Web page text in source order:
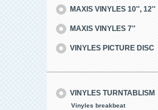
MAXIS VINYLES 10'', 12''
MAXIS VINYLES 7''
VINYLES PICTURE DISC
VINYLES TURNTABLISM
Vinyles breakbeat